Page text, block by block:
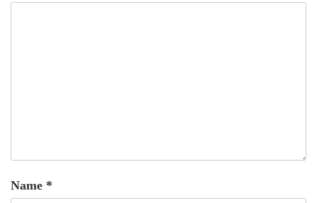
Name *